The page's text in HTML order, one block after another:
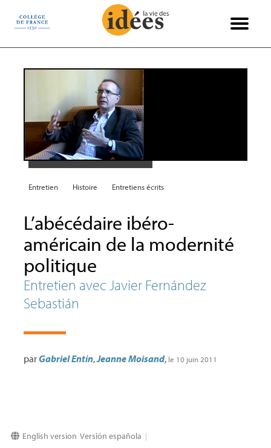
Panneau de gestion des cookies
Entretien Histoire Entretiens écrits
L’abécédaire ibéro-
américain de la modernité
politique
Entretien avec Javier Fernández
Sebastián
parGabriel Entin,Jeanne Moisand, le 10 juin 2011
English version Versión española |